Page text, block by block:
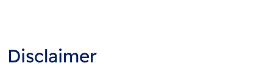
Disclaimer